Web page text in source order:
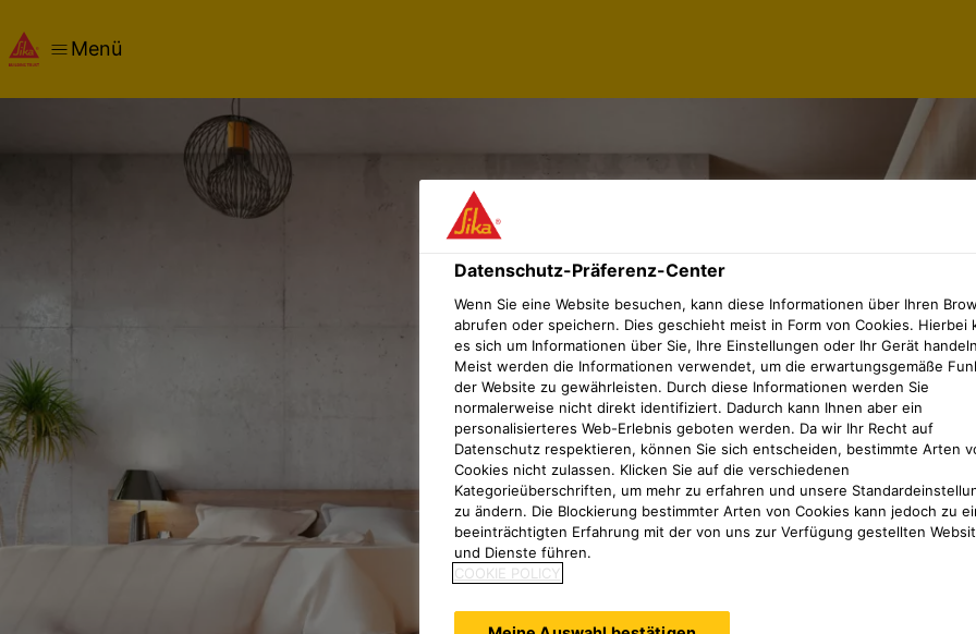
Menü
Datenschutz-Präferenz-Center
Wenn Sie eine Website besuchen, kann diese Informationen über Ihren
abrufen oder speichern. Dies geschieht meist in Form von Cookies. Hierbei
es sich um Informationen über Sie, Ihre Einstellungen oder Ihr Gerät
Meist werden die Informationen verwendet, um die erwartungsgemäße
der Website zu gewährleisten. Durch diese Informationen werden Sie
normalerweise nicht direkt identifiziert. Dadurch kann Ihnen aber ein
personalisierteres Web-Erlebnis geboten werden. Da wir Ihr Recht auf
Datenschutz respektieren, können Sie sich entscheiden, bestimmte Arten
Cookies nicht zulassen. Klicken Sie auf die verschiedenen
Kategorieüberschriften, um mehr zu erfahren und unsere
zu ändern. Die Blockierung bestimmter Arten von Cookies kann jedoch zu
beeinträchtigten Erfahrung mit der von uns zur Verfügung gestellten
und Dienste führen.
COOKIE POLICY